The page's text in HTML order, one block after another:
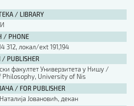
/ LIBRARY
PHONE
312, локал/ext 191,194
PUBLISHER
факултет Универзитета у Нишу /
Philosophy, University of Nis
/ FOR PUBLISHER
Јовановић, декан